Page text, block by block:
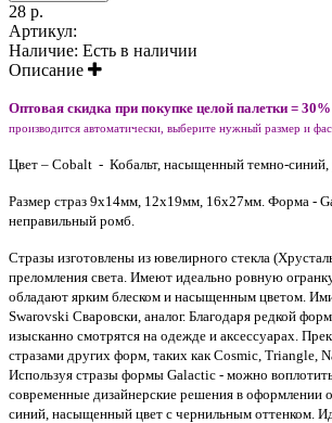
28 р.
Артикул:
Наличие: Есть в наличии
Описание
Оптовая скидка при покупке целой палетки = 30%
производится автоматически, выберите нужный размер и
Цвет – Cobalt - Кобальт, насыщенный темно-синий,
Размер страз 9х14мм, 12х19мм, 16х27мм. Форма -
неправильный ромб.
Стразы изготовлены из ювелирного стекла
преломления света. Имеют идеально ровную
обладают ярким блеском и насыщенным цветом.
Swarovski Сваровски, аналог. Благодаря редкой
изысканно смотрятся на одежде и аксессуарах.
стразами других форм, таких как Cosmic, Triangle,
Используя стразы формы Galactic - можно
современные дизайнерские решения в
синий, насыщенный цвет с чернильным оттенком.